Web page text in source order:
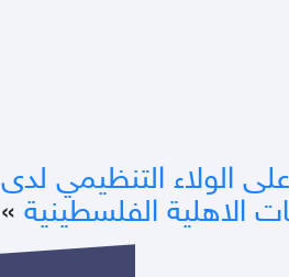
الولاء التنظيمي لدى
الاهلية الفلسطينية »